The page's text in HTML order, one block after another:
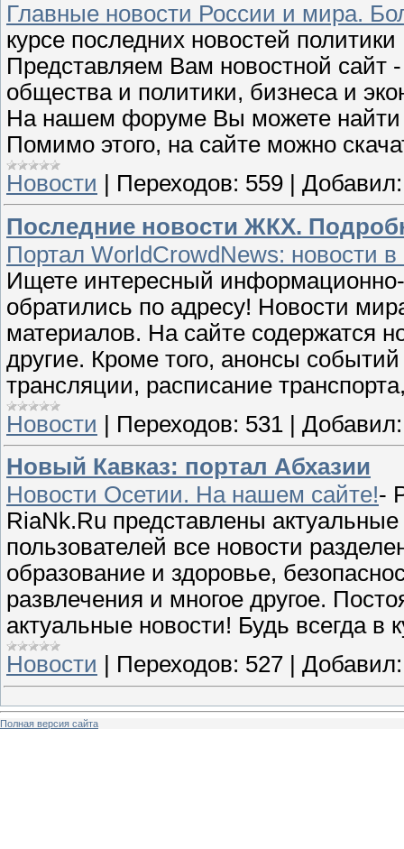
Главные новости России и мира.
курсе последних новостей
Представляем Вам новостной сайт
общества и политики, бизнеса и
На нашем форуме Вы можете
Помимо этого, на сайте можно
Новости
Переходов: 559
Добавил:
Последние новости ЖКХ.
Портал WorldCrowdNews: новости
Ищете интересный
обратились по адресу! Новости
материалов. На сайте содержатся
другие. Кроме того, анонсы
трансляции, расписание
Новости | Переходов: 531 | Добавил:
Новый Кавказ: портал Абхазии
Новости Осетии. На нашем сайте!-
RiaNk.Ru представлены
пользователей все новости
образование и здоровье,
развлечения и многое другое.
актуальные новости! Будь всегда в
Новости
Переходов: 527 Добавил:
Полная версия сайта